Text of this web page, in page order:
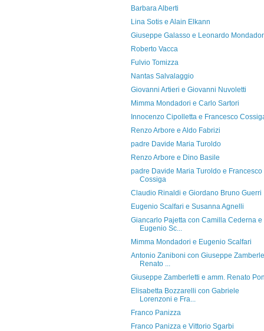
Barbara Alberti
Lina Sotis e Alain Elkann
Giuseppe Galasso e Leonardo
Roberto Vacca
Fulvio Tomizza
Nantas Salvalaggio
Giovanni Artieri e Giovanni Nuvoletti
Mimma Mondadori e Carlo Sartori
Innocenzo Cipolletta e Francesco
Renzo Arbore e Aldo Fabrizi
padre Davide Maria Turoldo
Renzo Arbore e Dino Basile
padre Davide Maria Turoldo e Francesco
Cossiga
Claudio Rinaldi e Giordano Bruno Guerri
Eugenio Scalfari e Susanna Agnelli
Giancarlo Pajetta con Camilla Cederna e
Eugenio Sc...
Mimma Mondadori e Eugenio Scalfari
Antonio Zaniboni con Giuseppe
Renato ...
Giuseppe Zamberletti e amm. Renato
Elisabetta Bozzarelli con Gabriele
Lorenzoni e Fra...
Franco Panizza
Franco Panizza e Vittorio Sgarbi